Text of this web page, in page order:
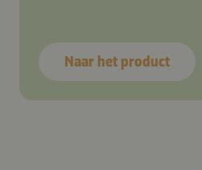
Naar het product